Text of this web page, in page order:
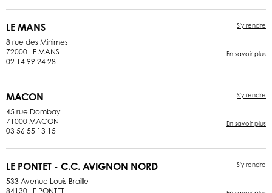
LE MANS
8 rue des Minimes
72000 LE MANS
02 14 99 24 28
S'y rendre
En savoir plus
MACON
45 rue Dombay
71000 MACON
03 56 55 13 15
S'y rendre
En savoir plus
LE PONTET - C.C. AVIGNON NORD
533 Avenue Louis Braille
84130 LE PONTET
S'y rendre